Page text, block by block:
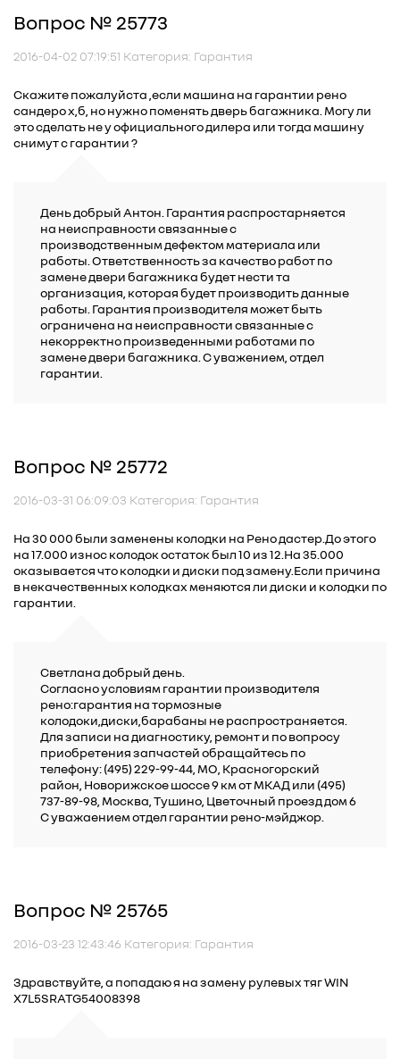
Вопрос № 25773
2016-04-02 07:19:51 Категория: Гарантия
Скажите пожалуйста ,если машина на гарантии рено
сандеро х,б, но нужно поменять дверь багажника. Могу ли
это сделать не у официального дилера или тогда машину
снимут с гарантии ?
День добрый Антон. Гарантия распростарняется
на неисправности связанные с
производственным дефектом материала или
работы. Ответственность за качество работ по
замене двери багажника будет нести та
организация, которая будет производить данные
работы. Гарантия производителя может быть
ограничена на неисправности связанные с
некорректно произведенными работами по
замене двери багажника. С уважением, отдел
гарантии.
Вопрос № 25772
2016-03-31 06:09:03 Категория: Гарантия
На 30 000 были заменены колодки на Рено дастер.До этого
на 17.000 износ колодок остаток был 10 из 12.На 35.000
оказывается что колодки и диски под замену.Если причина
в некачественных колодках меняются ли диски и колодки по
гарантии.
Cветлана добрый день.
Согласно условиям гарантии производителя
рено:гарантия на тормозные
колодоки,диски,барабаны не распространяется.
Для записи на диагностику, ремонт и по вопросу
приобретения запчастей обращайтесь по
телефону: (495) 229-99-44, МО, Красногорский
район, Новорижское шоссе 9 км от МКАД или (495)
737-89-98, Москва, Тушино, Цветочный проезд дом 6
С уважаением отдел гарантии рено-мэйджор.
Вопрос № 25765
2016-03-23 12:43:46 Категория: Гарантия
Здравствуйте, а попадаю я на замену рулевых тяг WIN
X7L5SRATG54008398